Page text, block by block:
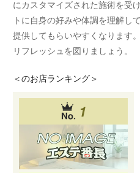
にカスタマイズされた施術を受
トに自身の好みや体調を理解し
提供してもらいやすくなります
リフレッシュを図りましょう。
＜のお店ランキング＞
1